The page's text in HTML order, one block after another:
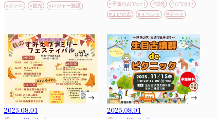
#ホテル
#観光 #レジャー施設 #子連れおでかけ #観光
#おでかけ
#えびの市
#イベント #デート
2025.08.01 2025.08.01